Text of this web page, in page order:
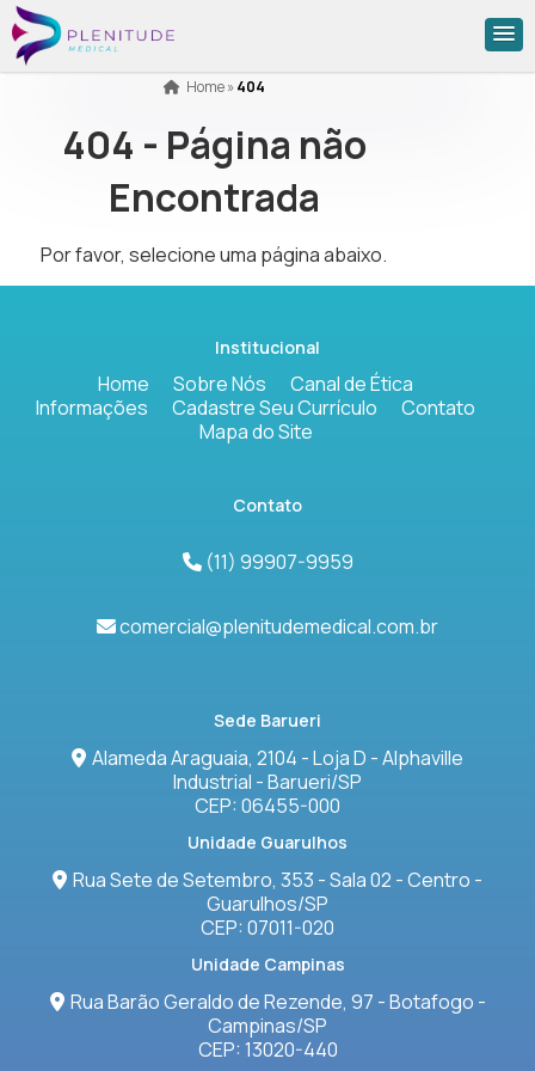
Home»404
404 - Página não
Encontrada
Por favor, selecione uma página abaixo.
Institucional
Home Sobre Nós
Canal de Ética
Informações
Cadastre Seu Currículo
Contato
Mapa do Site
Contato
(11) 99907-9959
comercial@plenitudemedical.com.br
Sede Barueri
Alameda Araguaia, 2104 - Loja D - Alphaville
Industrial - Barueri/SP
CEP: 06455-000
Unidade Guarulhos
Rua Sete de Setembro, 353 - Sala 02 - Centro -
Guarulhos/SP
CEP: 07011-020
Unidade Campinas
Rua Barão Geraldo de Rezende, 97 - Botafogo -
Campinas/SP
CEP: 13020-440